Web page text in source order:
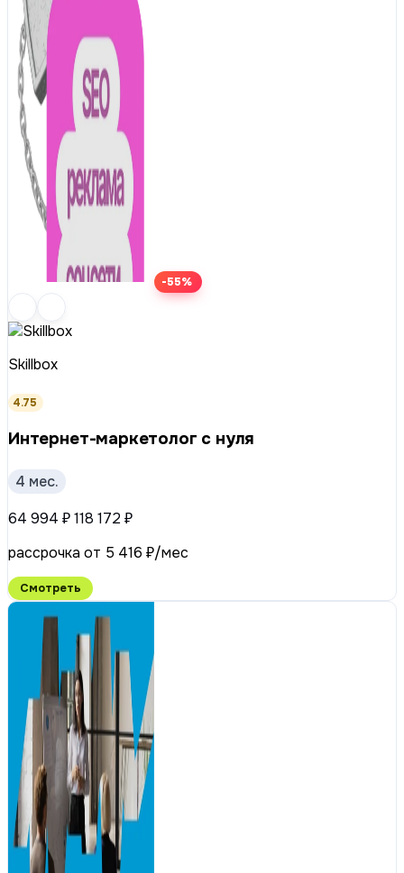
-55%
Skillbox
4.75
Интернет-маркетолог с нуля
4 мес.
64 994 ₽118 172 ₽
рассрочка от 5 416 ₽/мес
Смотреть